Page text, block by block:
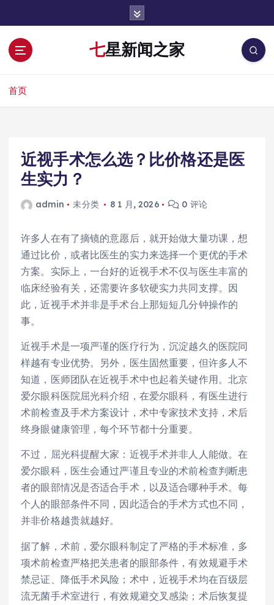
七星新闻之家
首页
近视手术怎么选？比价格还是医
生实力？
admin 未分类 8 1 月, 2026 0 评论
许多人在有了摘镜的意愿后，就开始做大量功课，想
通过比价，或者比医生的实力来选择一个更优的手术
方案。实际上，一台好的近视手术不仅与医生丰富的
临床经验有关，还需要许多软硬实力共同支撑。因
此，近视手术并非是手术台上那短短几分钟操作的
事。
近视手术是一项严谨的医疗行为，沉淀越久的医院同
样越有专业优势。另外，医生固然重要，但许多人不
知道，医师团队在近视手术中也起着关键作用。北京
爱尔眼科医院屈光科介绍，在爱尔眼科，有医生进行
术前检查及手术方案设计，术中专家技术支持，术后
终身眼健康管理，每个环节都十分重要。
不过，屈光科提醒大家：近视手术并非人人能做。在
爱尔眼科，医生会通过严谨且专业的术前检查判断患
者的眼部情况是否适合手术，以及适合哪种手术。每
个人的眼部条件不同，因此适合的手术方式也不同，
并非价格越贵就越好。
据了解，术前，爱尔眼科制定了严格的手术标准，多
项术前检查严格把关患者的眼部条件，有效规避手术
禁忌证、降低手术风险；术中，近视手术均在百级层
流无菌手术室进行，有效规避交叉感染；术后恢复提